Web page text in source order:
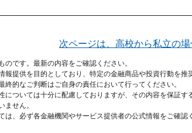
次ページは、高校から私立の場
です。最新の内容をご確認ください。
報提供を目的としており、特定の金融商品や投資行動を推
終的なご判断はご自身の責任において行ってください。
については十分に配慮しておりますが、その内容を保証
ません。
は、必ず各金融機関やサービス提供者の公式情報をご確認